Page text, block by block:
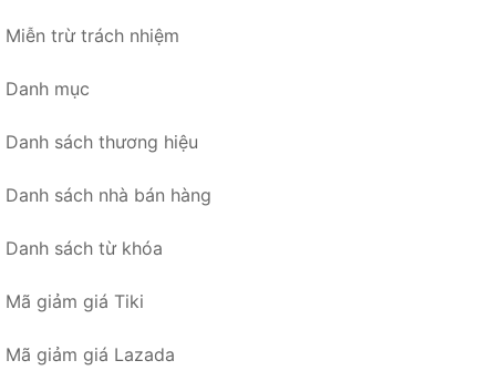
Miễn trừ trách nhiệm
Danh mục
Danh sách thương hiệu
Danh sách nhà bán hàng
Danh sách từ khóa
Mã giảm giá Tiki
Mã giảm giá Lazada